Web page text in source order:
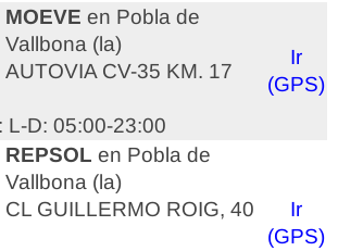
MOEVE en Pobla de
Vallbona (la)
AUTOVIA CV-35 KM. 17
L-D: 05:00-23:00
Ir
(GPS)
REPSOL en Pobla de
Vallbona (la)
CL GUILLERMO ROIG, 40
Ir
(GPS)